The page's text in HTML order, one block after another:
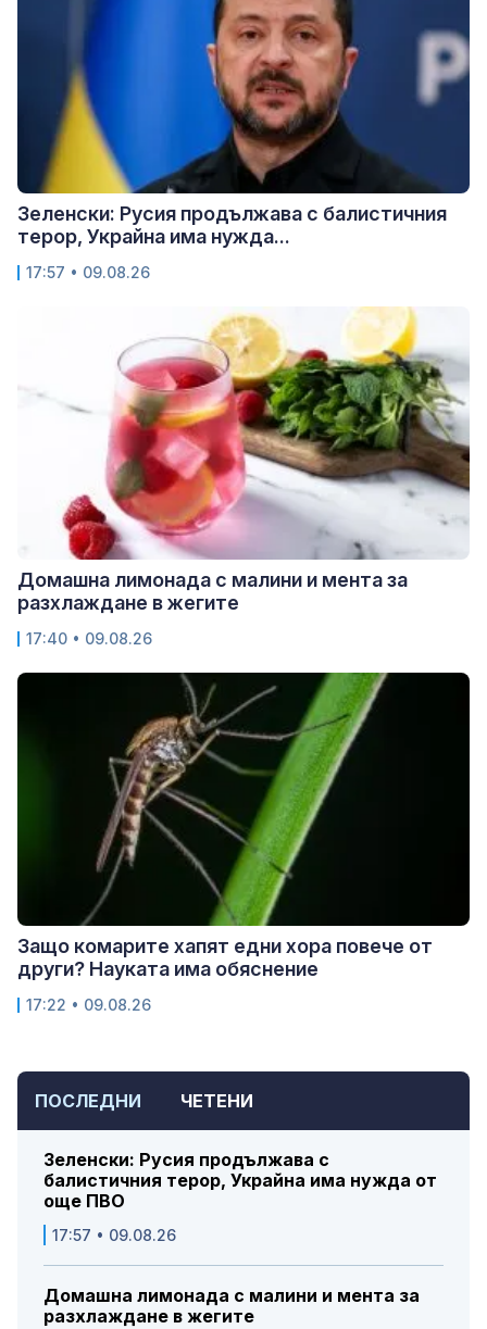
ПОСЛЕДНИ ЧЕТЕНИ
Зеленски: Русия продължава с
балистичния терор, Украйна има нужда от
още ПВО
17:57 • 09.08.26
Домашна лимонада с малини и мента за
разхлаждане в жегите
Зеленски: Русия продължава с балистичния
терор, Украйна има нужда...
17:57 • 09.08.26
Домашна лимонада с малини и мента за
разхлаждане в жегите
17:40 • 09.08.26
Защо комарите хапят едни хора повече от
други? Науката има обяснение
17:22 • 09.08.26